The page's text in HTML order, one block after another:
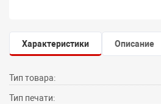
Характеристики Описание
Тип товара:
Тип печати: